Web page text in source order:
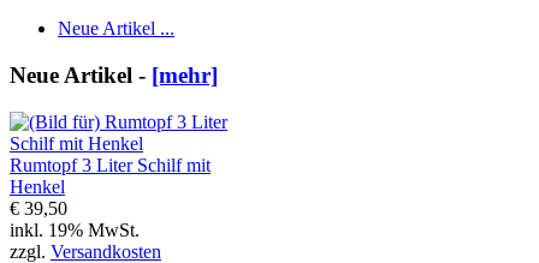
Neue Artikel ...
Neue Artikel - [mehr]
Rumtopf 3 Liter Schilf mit
Henkel
€ 39,50
inkl. 19% MwSt.
zzgl. Versandkosten